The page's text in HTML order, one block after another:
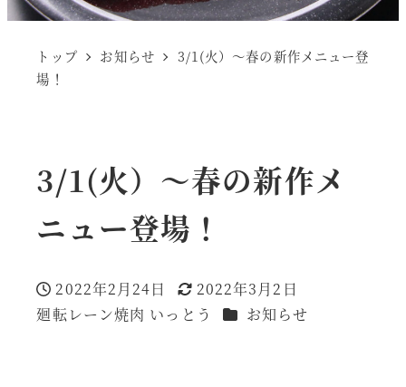
トップ お知らせ
3/1(火）～春の新作メニュー登
場！
3/1(火）～春の新作メ
ニュー登場！
投稿日
2022年2月24日
更新日
2022年3月2日
著
廻転レーン焼肉 いっとう カテゴリー
お知らせ